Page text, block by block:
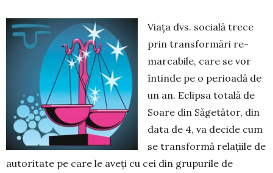
Viața dvs. socială trece
prin transformări re­
marcabile, care se vor
întinde pe o perioadă de
un an. Eclipsa totală de
Soare din Săgetător, din
data de 4, va decide cum
se trans­formă relațiile de
autoritate pe care le aveți cu cei din grupurile de